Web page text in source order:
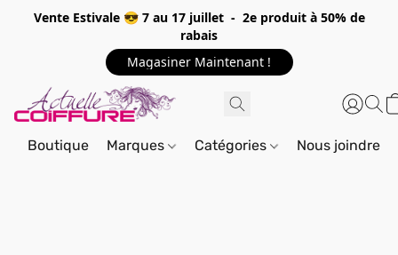
Vente Estivale 😎 7 au 17 juillet - 2e produit à 50% de
rabais
Magasiner Maintenant !
Boutique Marques Catégories Nous joindre